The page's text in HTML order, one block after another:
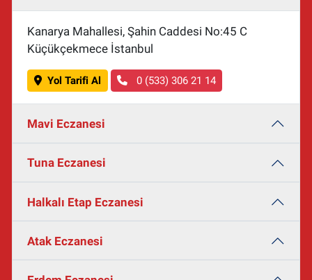
Kanarya Mahallesi, Şahin Caddesi No:45 C
Küçükçekmece İstanbul
Yol Tarifi Al 0 (533) 306 21 14
Mavi Eczanesi
Tuna Eczanesi
Halkalı Etap Eczanesi
Atak Eczanesi